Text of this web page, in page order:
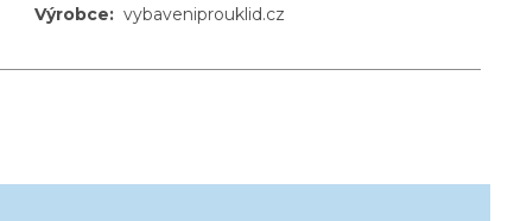
Výrobce: vybaveniprouklid.cz